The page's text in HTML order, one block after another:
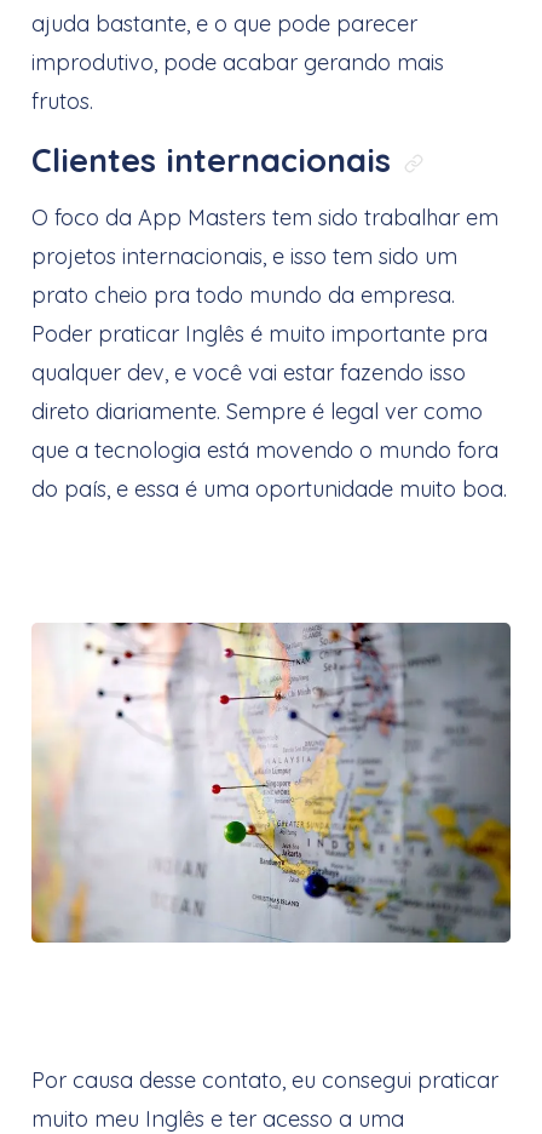
ajuda bastante, e o que pode parecer
improdutivo, pode acabar gerando mais
frutos.
Clientes internacionais Link
O foco da App Masters tem sido trabalhar em
projetos internacionais, e isso tem sido um
prato cheio pra todo mundo da empresa.
Poder praticar Inglês é muito importante pra
qualquer dev, e você vai estar fazendo isso
direto diariamente. Sempre é legal ver como
que a tecnologia está movendo o mundo fora
do país, e essa é uma oportunidade muito boa.
Por causa desse contato, eu consegui praticar
muito meu Inglês e ter acesso a uma